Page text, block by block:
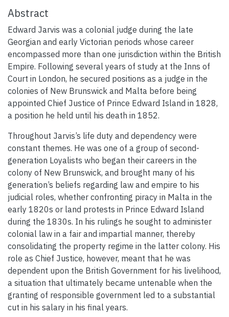
Abstract
Edward Jarvis was a colonial judge during the late
Georgian and early Victorian periods whose career
encompassed more than one jurisdiction within the British
Empire. Following several years of study at the Inns of
Court in London, he secured positions as a judge in the
colonies of New Brunswick and Malta before being
appointed Chief Justice of Prince Edward Island in 1828,
a position he held until his death in 1852.
Throughout Jarvis’s life duty and dependency were
constant themes. He was one of a group of second-
generation Loyalists who began their careers in the
colony of New Brunswick, and brought many of his
generation’s beliefs regarding law and empire to his
judicial roles, whether confronting piracy in Malta in the
early 1820s or land protests in Prince Edward Island
during the 1830s. In his rulings he sought to administer
colonial law in a fair and impartial manner, thereby
consolidating the property regime in the latter colony. His
role as Chief Justice, however, meant that he was
dependent upon the British Government for his livelihood,
a situation that ultimately became untenable when the
granting of responsible government led to a substantial
cut in his salary in his final years.